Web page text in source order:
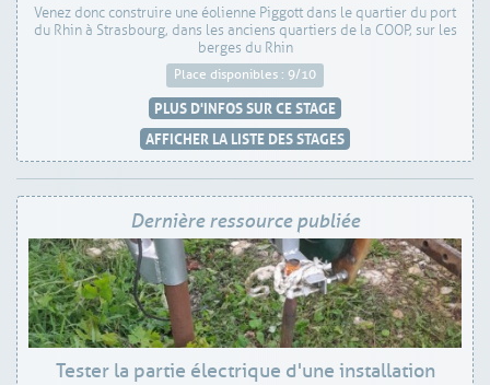
Venez donc construire une éolienne Piggott dans le quartier du port
du Rhin à Strasbourg, dans les anciens quartiers de la COOP, sur les
berges du Rhin
Place disponibles : 9/10
PLUS D'INFOS SUR CE STAGE
AFFICHER LA LISTE DES STAGES
Dernière ressource publiée
Tester la partie électrique d'une installation